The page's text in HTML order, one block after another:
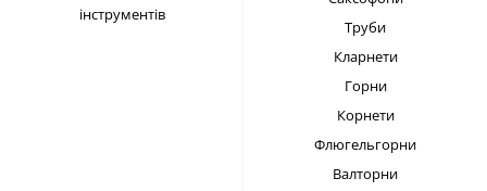
інструментів
Труби
Кларнети
Горни
Корнети
Флюгельгорни
Валторни